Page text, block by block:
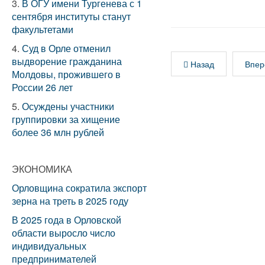
Назад
3. В ОГУ имени Тургенева с 1
сентября институты станут
факультетами
4. Суд в Орле отменил
выдворение гражданина
Молдовы, прожившего в
России 26 лет
5. Осуждены участники
группировки за хищение
более 36 млн рублей
ЭКОНОМИКА
Орловщина сократила экспорт
зерна на треть в 2025 году
В 2025 года в Орловской
области выросло число
индивидуальных
предпринимателей